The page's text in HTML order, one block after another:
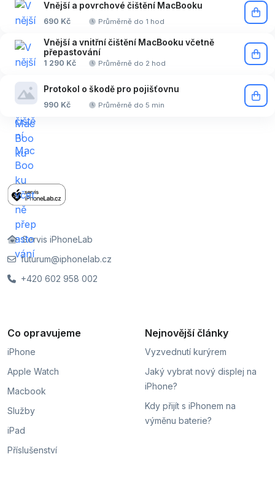
Vnější a povrchové čištění MacBooku
690 Kč Průměrně do 1 hod
Vnější a vnitřní čištění MacBooku včetně
přepastování
1 290 Kč Průměrně do 2 hod
Protokol o škodě pro pojišťovnu
990 Kč Průměrně do 5 min
Servis iPhoneLab
futurum@iphonelab.cz
+420 602 958 002
Co opravujeme
iPhone
Apple Watch
Macbook
Služby
iPad
Příslušenství
Nejnovější články
Vyzvednutí kurýrem
Jaký vybrat nový displej na
iPhone?
Kdy přijít s iPhonem na
výměnu baterie?